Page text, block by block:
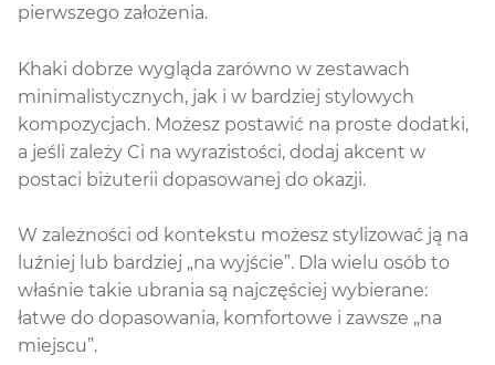
pierwszego założenia.
Khaki dobrze wygląda zarówno w zestawach
minimalistycznych, jak i w bardziej stylowych
kompozycjach. Możesz postawić na proste dodatki,
a jeśli zależy Ci na wyrazistości, dodaj akcent w
postaci biżuterii dopasowanej do okazji.
W zależności od kontekstu możesz stylizować ją na
luźniej lub bardziej „na wyjście”. Dla wielu osób to
właśnie takie ubrania są najczęściej wybierane:
łatwe do dopasowania, komfortowe i zawsze „na
miejscu”.